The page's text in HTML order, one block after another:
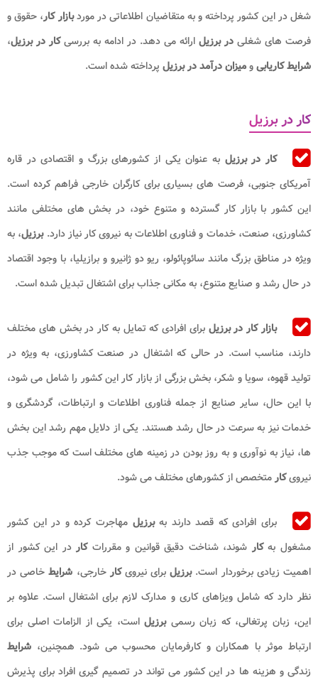
شغل در این کشور پرداخته و به متقاضیان اطلاعاتی در موردبازار کار، حقوق و
فرصت های شغلی در برزیل ارائه می دهد. در ادامه به بررسیکار در برزیل،
شرایط کاریابیومیزان درآمد در برزیل پرداخته شده است.
کار در برزیل
کار در برزیل به عنوان یکی از کشورهای بزرگ و اقتصادی در قاره
آمریکای جنوبی، فرصت های بسیاری برای کارگران خارجی فراهم کرده است.
این کشور با بازار کار گسترده و متنوع خود، در بخش های مختلفی مانند
کشاورزی، صنعت، خدمات و فناوری اطلاعات به نیروی کار نیاز دارد.برزیل، به
ویژه در مناطق بزرگ مانند سائوپائولو، ریو دو ژانیرو و برازیلیا، با وجود اقتصاد
در حال رشد و صنایع متنوع، به مکانی جذاب برای اشتغال تبدیل شده است.
بازار کار در برزیل برای افرادی که تمایل به کار در بخش های مختلف
دارند، مناسب است. در حالی که اشتغال در صنعت کشاورزی، به ویژه در
تولید قهوه، سویا و شکر، بخش بزرگی از بازار کار این کشور را شامل می شود،
با این حال، سایر صنایع از جمله فناوری اطلاعات و ارتباطات، گردشگری و
خدمات نیز به سرعت در حال رشد هستند. یکی از دلایل مهم رشد این بخش
ها، نیاز به نوآوری و به روز بودن در زمینه های مختلف است که موجب جذب
نیرویکارمتخصص از کشورهای مختلف می شود.
برای افرادی که قصد دارند بهبرزیل مهاجرت کرده و در این کشور
مشغول بهکارشوند، شناخت دقیق قوانین و مقرراتکاردر این کشور از
اهمیت زیادی برخوردار است.برزیلبرای نیرویکارخارجی، شرایطخاصی در
نظر دارد که شامل ویزاهای کاری و مدارک لازم برای اشتغال است. علاوه بر
این، زبان پرتغالی، که زبان رسمیبرزیل است، یکی از الزامات اصلی برای
ارتباط موثر با همکاران و کارفرمایان محسوب می شود. همچنین، شرایط
زندگی و هزینه ها در این کشور می تواند در تصمیم گیری افراد برای پذیرش